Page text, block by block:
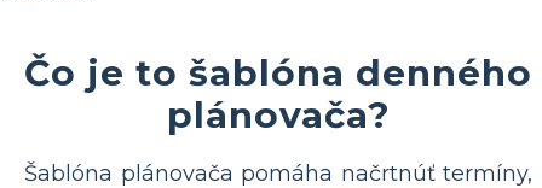
Čo je to šablóna denného
plánovača?
Šablóna plánovača pomáha načrtnúť termíny,